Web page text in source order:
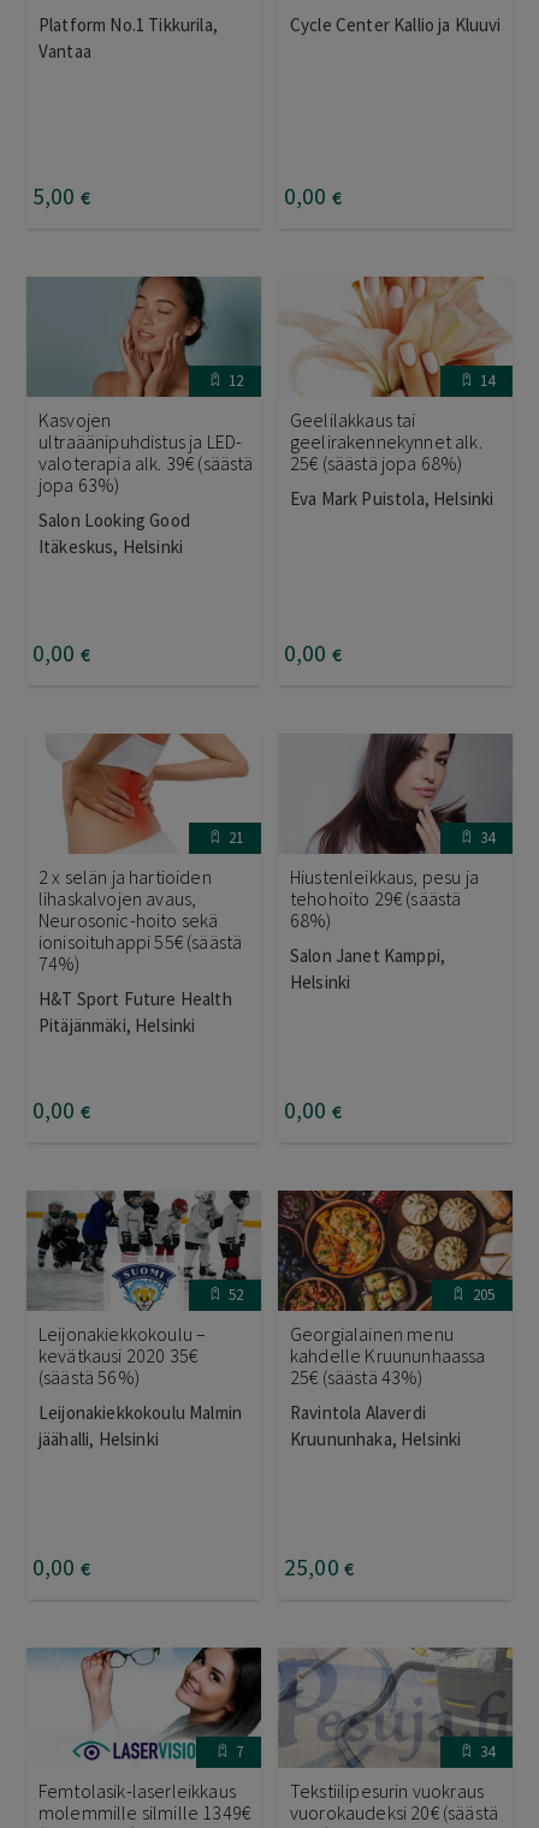
Platform No.1 Tikkurila,
Vantaa
5,00 €
Cycle Center Kallio ja Kluuvi
0,00 €
12
Kasvojen
ultraäänipuhdistus ja LED-
valoterapia alk. 39€ (säästä
jopa 63%)
Salon Looking Good
Itäkeskus, Helsinki
0,00 €
14
Geelilakkaus tai
geelirakennekynnet alk.
25€ (säästä jopa 68%)
Eva Mark Puistola, Helsinki
0,00 €
21
2 x selän ja hartioiden
lihaskalvojen avaus,
Neurosonic-hoito sekä
ionisoituhappi 55€ (säästä
74%)
H&T Sport Future Health
Pitäjänmäki, Helsinki
0,00 €
34
Hiustenleikkaus, pesu ja
tehohoito 29€ (säästä
68%)
Salon Janet Kamppi,
Helsinki
0,00 €
52
Leijonakiekkokoulu –
kevätkausi 2020 35€
(säästä 56%)
Leijonakiekkokoulu Malmin
jäähalli, Helsinki
0,00 €
205
Georgialainen menu
kahdelle Kruununhaassa
25€ (säästä 43%)
Ravintola Alaverdi
Kruununhaka, Helsinki
25,00 €
7
Femtolasik-laserleikkaus
molemmille silmille 1349€
34
Tekstiilipesurin vuokraus
vuorokaudeksi 20€ (säästä